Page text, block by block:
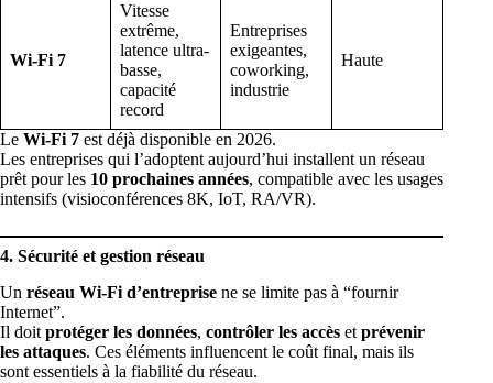
Wi-Fi 7
Vitesse
extrême,
latence ultra-
basse,
capacité
record
Entreprises
exigeantes,
coworking,
industrie
Haute
Le Wi-Fi 7 est déjà disponible en 2026.
Les entreprises qui l’adoptent aujourd’hui installent un réseau
prêt pour les 10 prochaines années, compatible avec les usages
intensifs (visioconférences 8K, IoT, RA/VR).
4. Sécurité et gestion réseau
Un réseau Wi-Fi d’entreprise ne se limite pas à “fournir
Internet”.
Il doit protéger les données, contrôler les accès et prévenir
les attaques. Ces éléments influencent le coût final, mais ils
sont essentiels à la fiabilité du réseau.